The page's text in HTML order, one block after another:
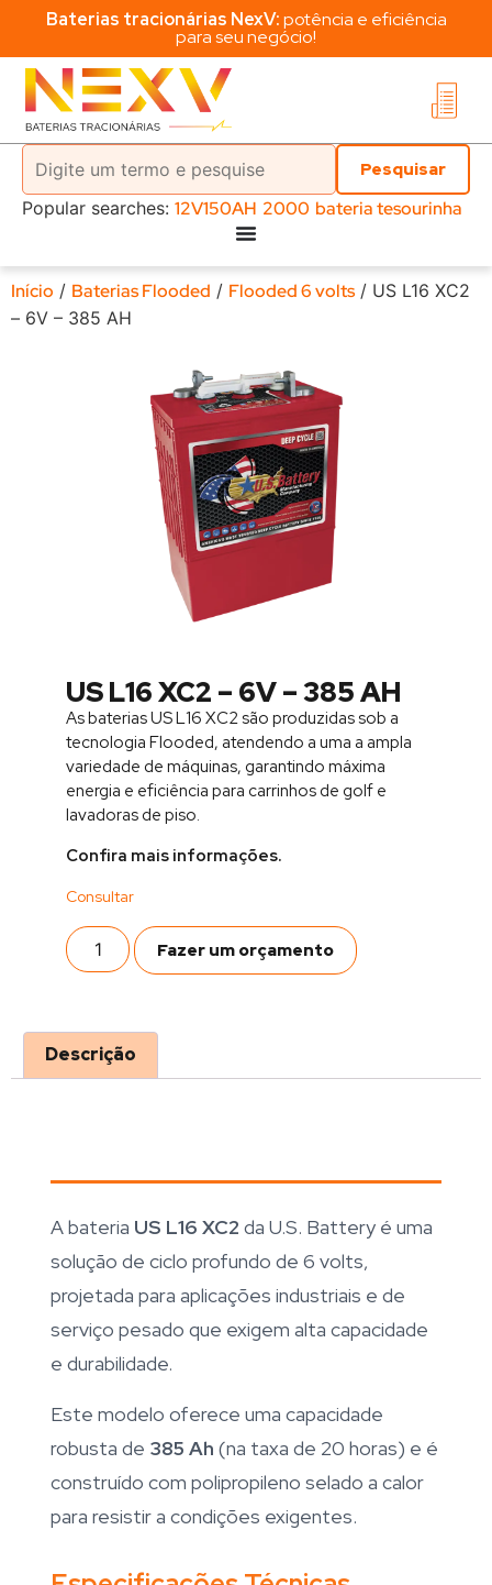
Baterias tracionárias NexV:potência e eficiência
para seu negócio!
Popular searches: 12V150AH 2000 bateria tesourinha
Início / Baterias Flooded / Flooded 6 volts/ US L16 XC2
– 6V – 385 AH
US L16 XC2 – 6V – 385 AH
As baterias US L16 XC2 são produzidas sob a
tecnologia Flooded, atendendo a uma a ampla
variedade de máquinas, garantindo máxima
energia e eficiência para carrinhos de golf e
lavadoras de piso.
Confira mais informações.
Fazer um orçamento
Descrição
A bateria US L16 XC2 da U.S. Battery é uma
solução de ciclo profundo de 6 volts,
projetada para aplicações industriais e de
serviço pesado que exigem alta capacidade
e durabilidade.
Este modelo oferece uma capacidade
robusta de 385 Ah (na taxa de 20 horas) e é
construído com polipropileno selado a calor
para resistir a condições exigentes.